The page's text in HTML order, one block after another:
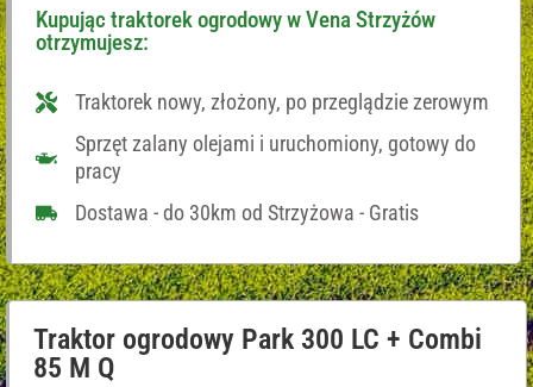
Kupując traktorek ogrodowy w Vena Strzyżów
otrzymujesz:
Traktorek nowy, złożony, po przeglądzie zerowym
Sprzęt zalany olejami i uruchomiony, gotowy do
pracy
Dostawa - do 30km od Strzyżowa - Gratis
Traktor ogrodowy Park 300 LC + Combi
85 M Q